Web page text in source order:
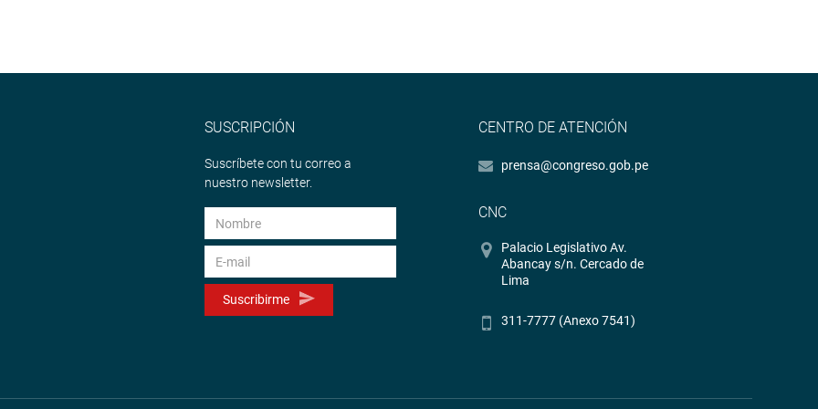
SUSCRIPCIÓN
Suscríbete con tu correo a
nuestro newsletter.
Suscribirme
CENTRO DE ATENCIÓN
prensa@congreso.gob.pe
CNC
Palacio Legislativo Av.
Abancay s/n. Cercado de
Lima
311-7777 (Anexo 7541)